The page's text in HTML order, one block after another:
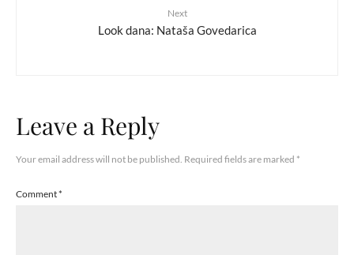
Next
Look dana: Nataša Govedarica
Leave a Reply
Your email address will not be published. Required fields are marked *
Comment*